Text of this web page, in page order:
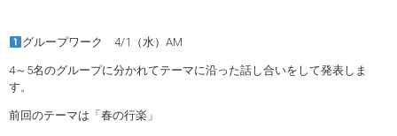
グループワーク 4/1（水）AM
4～5名のグループに分かれてテーマに沿った話し合いをして発表しま
す。
前回のテーマは「春の行楽」